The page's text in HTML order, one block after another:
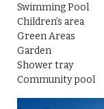
Swimming Pool
Children’s area
Green Areas
Garden
Shower tray
Community pool